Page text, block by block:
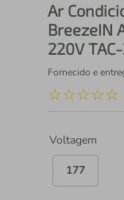
Ar
BreezeIN
220V
Fornecido e
☆☆☆☆☆
Voltagem
177